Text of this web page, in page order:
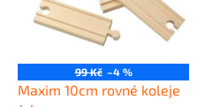
99 Kč –4 %
Maxim 10cm rovné koleje